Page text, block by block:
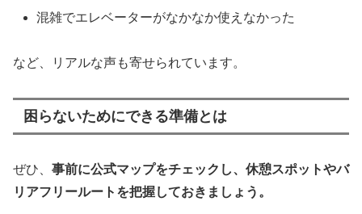
混雑でエレベーターがなかなか使えなかった
など、リアルな声も寄せられています。
困らないためにできる準備とは
ぜひ、 事前に公式マップをチェックし、休憩スポットやバ
リアフリールートを把握しておきましょう。